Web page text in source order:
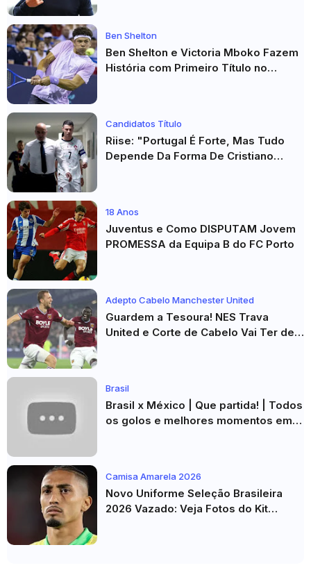
Ben Shelton
Ben Shelton e Victoria Mboko Fazem
História com Primeiro Título no
Candidatos Título
Riise: "Portugal É Forte, Mas Tudo
Depende Da Forma De Cristiano
18 Anos
Juventus e Como DISPUTAM Jovem
PROMESSA da Equipa B do FC Porto
Adepto Cabelo Manchester United
Guardem a Tesoura! NES Trava
United e Corte de Cabelo Vai Ter de
Brasil
Brasil x México | Que partida! | Todos
os golos e melhores momentos em
Camisa Amarela 2026
Novo Uniforme Seleção Brasileira
2026 Vazado: Veja Fotos do Kit